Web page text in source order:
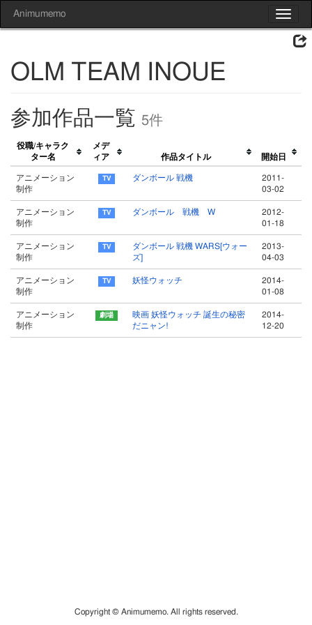
Toggle
Animumemo
OLM TEAM INOUE
参加作品一覧 5件
役職/キャラク
ター名
メデ
ィア
作品タイトル 開始日
アニメーション
制作
ダンボール 戦機
2011-
03-02
アニメーション
制作
ダンボール 戦機 W
2012-
01-18
アニメーション
制作
ダンボール 戦機 WARS[ウォー
ズ]
2013-
04-03
アニメーション
制作
妖怪ウォッチ
2014-
01-08
アニメーション
制作
映画 妖怪ウォッチ 誕生の秘密
だニャン!
2014-
12-20
Copyright © Animumemo. All rights reserved.